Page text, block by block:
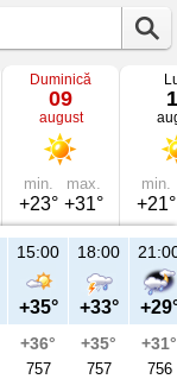
Duminică
09
august
min.
+23°
max.
+31°
min.
+21°
15:00
+35°
+36°
757
18:00
+33°
+35°
757
+31°
756